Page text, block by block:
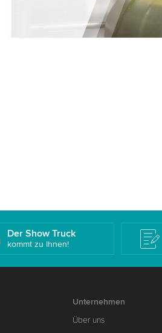
Der Show Truck
kommt zu Ihnen!
Unternehmen
Über uns